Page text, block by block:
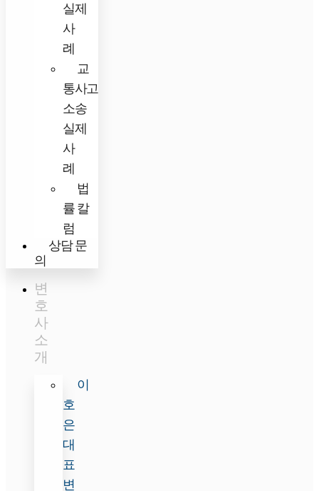
실제
사
례
교
통사고
소송
실제
사
례
법
률 칼
럼
상담 문
의
변
호
사
소
개
이
호
은
대
표
변